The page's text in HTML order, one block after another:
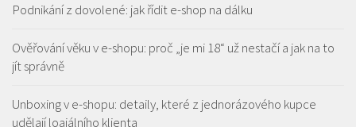
Podnikání z dovolené: jak řídit e-shop na dálku
Ověřování věku v e-shopu: proč „je mi 18“ už nestačí a jak na to
jít správně
Unboxing v e-shopu: detaily, které z jednorázového kupce
udělají loajálního klienta